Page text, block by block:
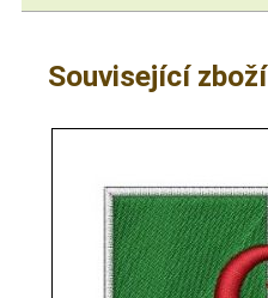
Související zboží